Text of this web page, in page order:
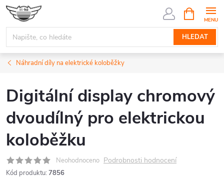
Přejít
obsah
HLEDAT
NÁKUPNÍ
KOŠÍK
Náhradní díly na elektrické koloběžky
Digitální display chromový
dvoudílný pro elektrickou
koloběžku
Neohodnoceno Podrobnosti hodnocení
Kód produktu: 7856